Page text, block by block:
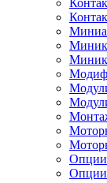
Опции
Опции